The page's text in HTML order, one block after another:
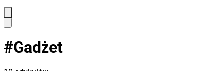
#Gadżet